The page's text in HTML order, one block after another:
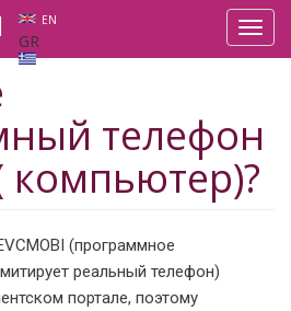
EN
GR
телефон
компьютер)?
(программное
реальный телефон)
портале, поэтому